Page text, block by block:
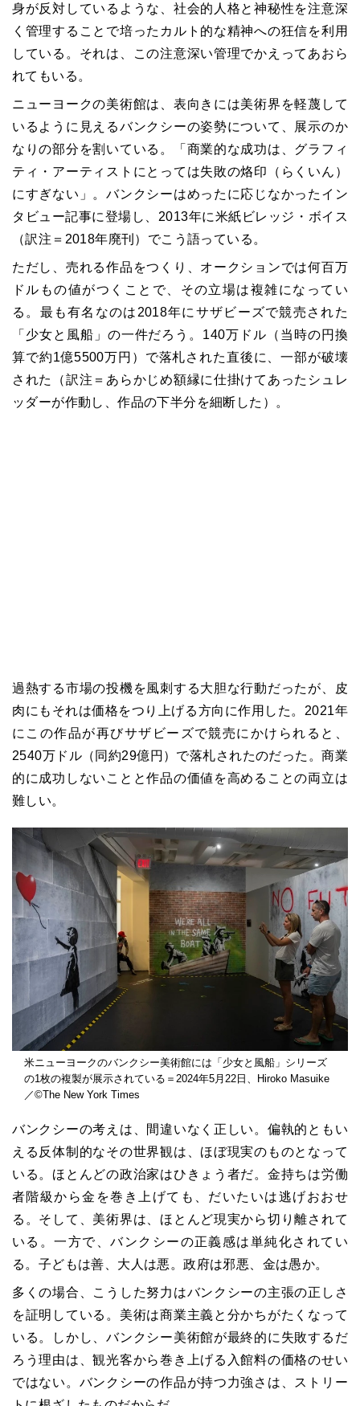
身が反対しているような、社会的人格と神秘性を注意深
く管理することで培ったカルト的な精神への狂信を利用
している。それは、この注意深い管理でかえってあおら
れてもいる。
ニューヨークの美術館は、表向きには美術界を軽蔑して
いるように見えるバンクシーの姿勢について、展示のか
なりの部分を割いている。「商業的な成功は、グラフィ
ティ・アーティストにとっては失敗の烙印（らくいん）
にすぎない」。バンクシーはめったに応じなかったイン
タビュー記事に登場し、2013年に米紙ビレッジ・ボイス
（訳注＝2018年廃刊）でこう語っている。
ただし、売れる作品をつくり、オークションでは何百万
ドルもの値がつくことで、その立場は複雑になってい
る。最も有名なのは2018年にサザビーズで競売された
「少女と風船」の一件だろう。140万ドル（当時の円換
算で約1億5500万円）で落札された直後に、一部が破壊
された（訳注＝あらかじめ額縁に仕掛けてあったシュレ
ッダーが作動し、作品の下半分を細断した）。
過熱する市場の投機を風刺する大胆な行動だったが、皮
肉にもそれは価格をつり上げる方向に作用した。2021年
にこの作品が再びサザビーズで競売にかけられると、
2540万ドル（同約29億円）で落札されたのだった。商業
的に成功しないことと作品の価値を高めることの両立は
難しい。
米ニューヨークのバンクシー美術館には「少女と風船」シリーズ
の1枚の複製が展示されている＝2024年5月22日、Hiroko Masuike
／©The New York Times
バンクシーの考えは、間違いなく正しい。偏執的ともい
える反体制的なその世界観は、ほぼ現実のものとなって
いる。ほとんどの政治家はひきょう者だ。金持ちは労働
者階級から金を巻き上げても、だいたいは逃げおおせ
る。そして、美術界は、ほとんど現実から切り離されて
いる。一方で、バンクシーの正義感は単純化されてい
る。子どもは善、大人は悪。政府は邪悪、金は愚か。
多くの場合、こうした努力はバンクシーの主張の正しさ
を証明している。美術は商業主義と分かちがたくなって
いる。しかし、バンクシー美術館が最終的に失敗するだ
ろう理由は、観光客から巻き上げる入館料の価格のせい
ではない。バンクシーの作品が持つ力強さは、ストリー